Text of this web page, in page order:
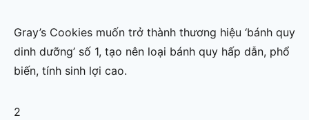
Gray’s Cookies muốn trở thành thương hiệu ‘bánh quy
dinh dưỡng’ số 1, tạo nên loại bánh quy hấp dẫn, phổ
biến, tính sinh lợi cao.
2